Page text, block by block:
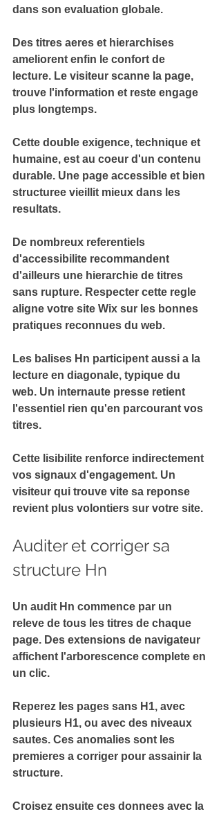
dans son evaluation globale.
Des titres aeres et hierarchises
ameliorent enfin le confort de
lecture. Le visiteur scanne la page,
trouve l'information et reste engage
plus longtemps.
Cette double exigence, technique et
humaine, est au coeur d'un contenu
durable. Une page accessible et bien
structuree vieillit mieux dans les
resultats.
De nombreux referentiels
d'accessibilite recommandent
d'ailleurs une hierarchie de titres
sans rupture. Respecter cette regle
aligne votre site Wix sur les bonnes
pratiques reconnues du web.
Les balises Hn participent aussi a la
lecture en diagonale, typique du
web. Un internaute presse retient
l'essentiel rien qu'en parcourant vos
titres.
Cette lisibilite renforce indirectement
vos signaux d'engagement. Un
visiteur qui trouve vite sa reponse
revient plus volontiers sur votre site.
Auditer et corriger sa
structure Hn
Un audit Hn commence par un
releve de tous les titres de chaque
page. Des extensions de navigateur
affichent l'arborescence complete en
un clic.
Reperez les pages sans H1, avec
plusieurs H1, ou avec des niveaux
sautes. Ces anomalies sont les
premieres a corriger pour assainir la
structure.
Croisez ensuite ces donnees avec la